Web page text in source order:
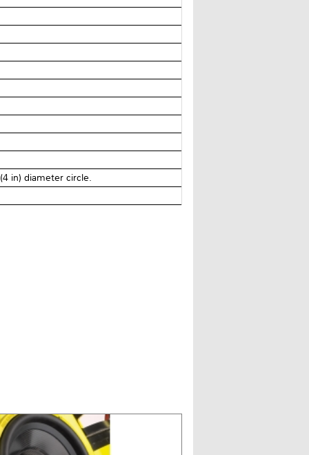
in) diameter circle.